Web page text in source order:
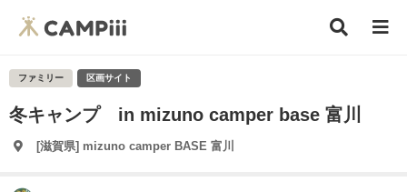
ファミリー 区画サイト
冬キャンプ in mizuno camper base 富川
[滋賀県] mizuno camper BASE 富川